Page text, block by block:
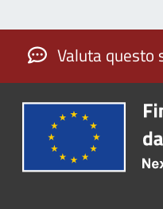
Valuta questo